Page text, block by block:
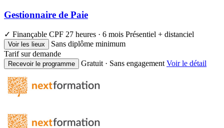
Gestionnaire de Paie
✓ Finançable CPF 27 heures · 6 mois Présentiel + distanciel
Voir les lieux
Sans diplôme minimum
Tarif sur demande
Recevoir le programme Gratuit · Sans engagement Voir le détail